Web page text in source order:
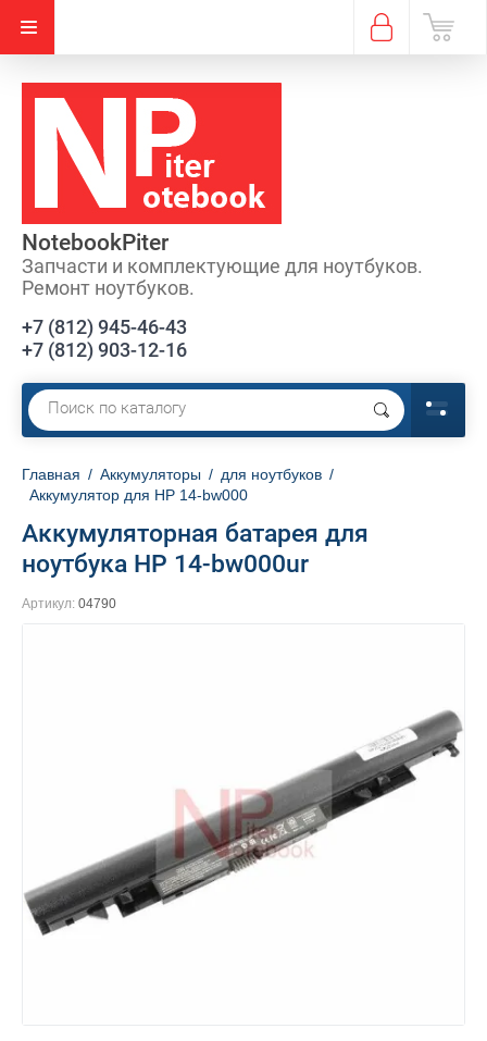
NotebookPiter
Запчасти и комплектующие для ноутбуков.
Ремонт ноутбуков.
+7 (812) 945-46-43
+7 (812) 903-12-16
Главная / Аккумуляторы / для ноутбуков /
Аккумулятор для HP 14-bw000
Аккумуляторная батарея для
ноутбука HP 14-bw000ur
Артикул: 04790